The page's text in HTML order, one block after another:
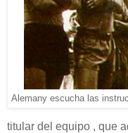
Alemany escucha las
titular del equipo , que